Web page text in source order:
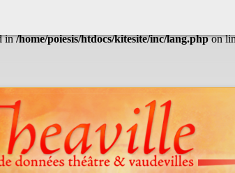
in/home/poiesis/htdocs/kitesite/inc/lang.phpon